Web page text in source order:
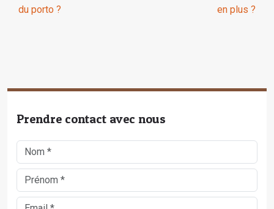
du porto ?
en plus ?
Prendre contact avec nous